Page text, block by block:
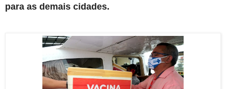
para as demais cidades.